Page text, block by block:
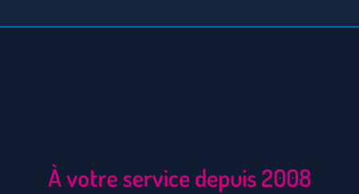
À votre service depuis 2008